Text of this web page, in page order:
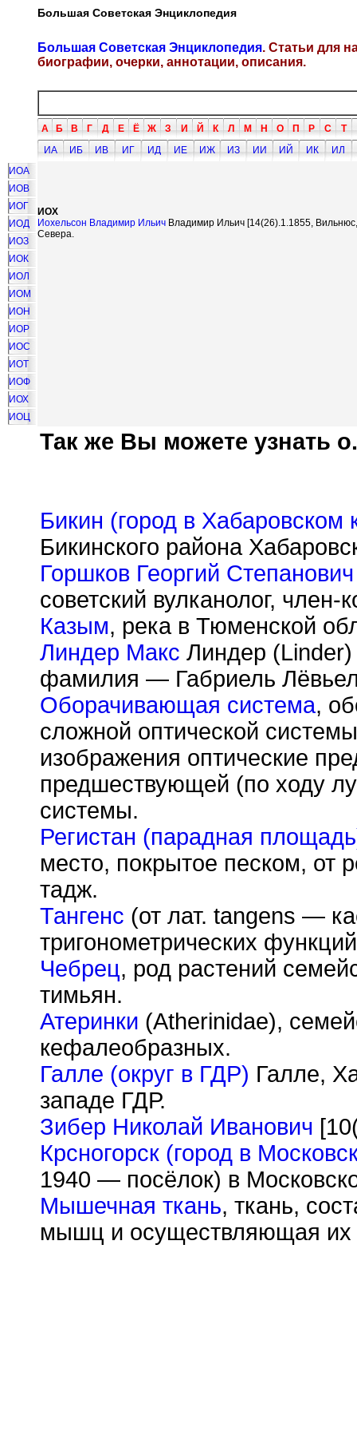
Большая Советская Энциклопедия
Большая Советская Энциклопедия. Статьи для
биографии, очерки, аннотации, описания.
А Б В Г Д Е Ё Ж З И Й К Л М Н О П Р С Т
ИА
ИБ ИВ ИГ ИД ИЕ ИЖ ИЗ ИИ ИЙ ИК
ИЛ
ИОА
ИОВ
ИОГ
ИОД
ИОЗ
ИОК
ИОЛ
ИОМ
ИОН
ИОР
ИОС
ИОТ
ИОФ
ИОХ
ИОЦ
ИОХ
Иохельсон Владимир Ильич Владимир Ильич [14(26).1.1855,
Севера.
Так же Вы можете узнать
Бикин (город в Хабаровском
Бикинского района
Горшков Георгий Степанович
советский вулканолог,
Казым, река в Тюменской
Линдер Макс Линдер
фамилия — Габриель
Оборачивающая система,
сложной оптической
изображения оптические
предшествующей (по ходу
системы.
Регистан (парадная
место, покрытое песком, от
тадж.
Тангенс (от лат. tangens —
тригонометрических
Чебрец, род растений
тимьян.
Атеринки (Atherinidae),
кефалеобразных.
Галле (округ в ГДР) Галле,
западе ГДР.
Зибер Николай Иванович
Крсногорск (город в
1940 — посёлок) в
Мышечная ткань, ткань,
мышц и осуществляющая их